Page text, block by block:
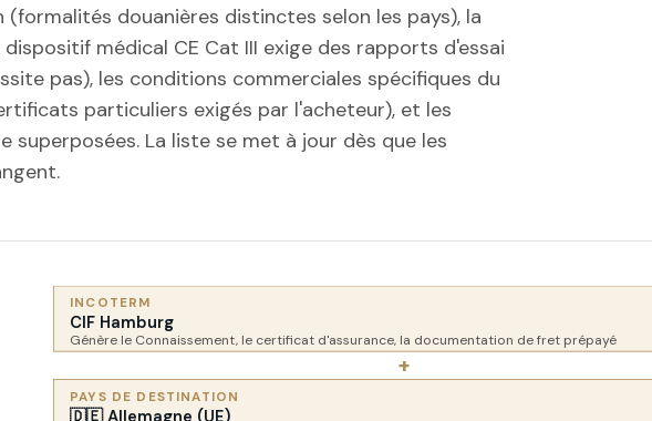
douanières distinctes selon les pays), la
médical CE Cat III exige des rapports d'essai
pas), les conditions commerciales spécifiques du
particuliers exigés par l'acheteur), et les
superposées. La liste se met à jour dès que les
INCOTERM
CIF Hamburg
Génère le Connaissement, le certificat d'assurance, la documentation de fret prépayé
+
PAYS DE DESTINATION
🇩🇪 Allemagne (UE)